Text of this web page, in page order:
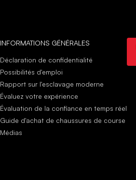
INFORMATIONS GÉNÉRALES
Déclaration de confidentialité
Possibilités d'emploi
Rapport sur l'esclavage moderne
Évaluez votre expérience
Évaluation de la confiance en temps réel
Guide d'achat de chaussures de course
Médias